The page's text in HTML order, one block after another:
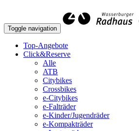
Toggle navigation
Top-Angebote
Click&Reserve
Alle
ATB
Citybikes
Crossbikes
e-Citybikes
e-Falträder
e-Kinder/Jugendräder
e-Kompakträder